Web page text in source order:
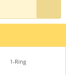
1-Ring